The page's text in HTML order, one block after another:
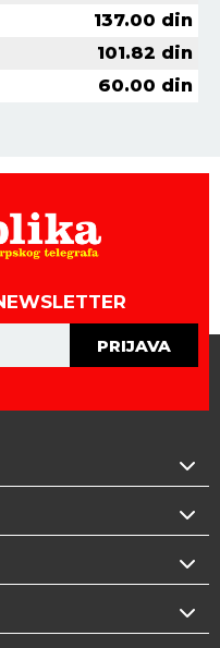
137.00 din
101.82 din
60.00 din
PRIJAVA